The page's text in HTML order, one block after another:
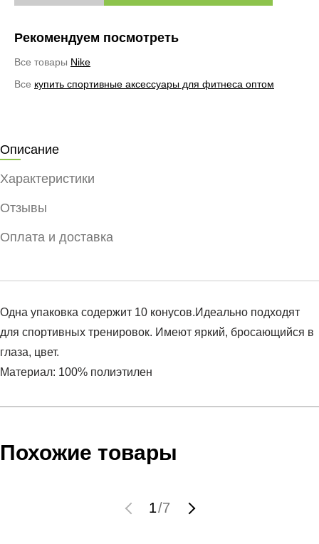
Рекомендуем посмотреть
Все товары Nike
Все купить спортивные аксессуары для фитнеса оптом
Описание
Характеристики
Отзывы
Оплата и доставка
Одна упаковка содержит 10 конусов.Идеально подходят
для спортивных тренировок. Имеют яркий, бросающийся в
глаза, цвет.
Материал: 100% полиэтилен
Артикул:N.SR.08.709.NS
Пол:унисекс
100% полиэтилен
Условия оплаты
высылает Вам менеджер.
мы не увидим Вашу оплату.
Похожие товары
1/7